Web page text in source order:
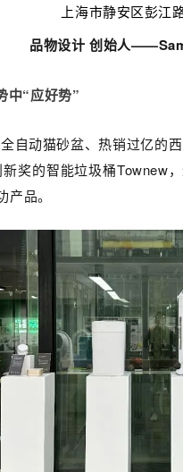
上海市静安区彭江
品物设计 创始人
中“应好势”
自动猫砂盆、热销过亿的
奖的智能垃圾桶Townew
产品。